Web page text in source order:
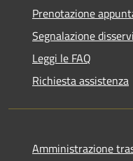
Prenotazione
Segnalazione
Leggi le FAQ
Richiesta assistenza
Amministrazione